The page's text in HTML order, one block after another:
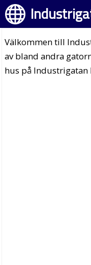
Välkommen till
av bland andra
hus på